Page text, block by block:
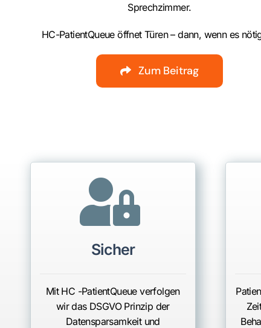
Sprechzimmer.
HC-PatientQueue öffnet Türen – dann, wenn es
Zum Beitrag
Sicher
Mit HC -PatientQueue verfolgen
wir das DSGVO Prinzip der
Datensparsamkeit und